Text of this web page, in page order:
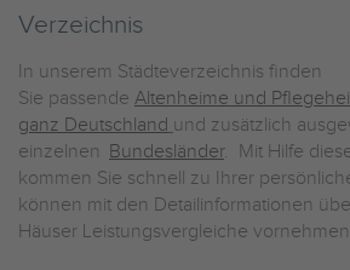
Verzeichnis
In unserem Städteverzeichnis finden
Sie passende Altenheime und
ganz Deutschland und zusätzlich
einzelnen Bundesländer. Mit Hilfe
kommen Sie schnell zu Ihrer
können mit den Detailinformationen
Häuser Leistungsvergleiche